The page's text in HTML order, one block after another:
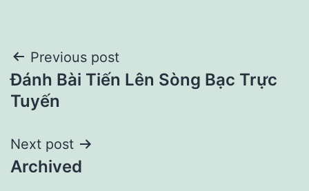
Post
navigation
Previous post
Đánh Bài Tiến Lên Sòng Bạc Trực
Tuyến
Next post
Archived